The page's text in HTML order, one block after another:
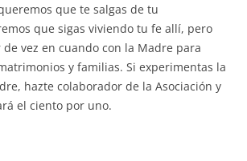
que te salgas de tu
que sigas viviendo tu fe allí, pero
vez en cuando con la Madre para
y familias. Si experimentas la
hazte colaborador de la Asociación y
el ciento por uno.